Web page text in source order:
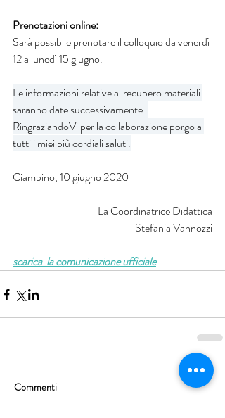
Prenotazioni online:
Sarà possibile prenotare il colloquio da venerdì
12 a lunedì 15 giugno.
Le informazioni relative al recupero materiali
saranno date successivamente.
RingraziandoVi per la collaborazione porgo a
tutti i miei più cordiali saluti.
Ciampino, 10 giugno 2020
La Coordinatrice Didattica
Stefania Vannozzi
scarica  la comunicazione ufficiale
Commenti